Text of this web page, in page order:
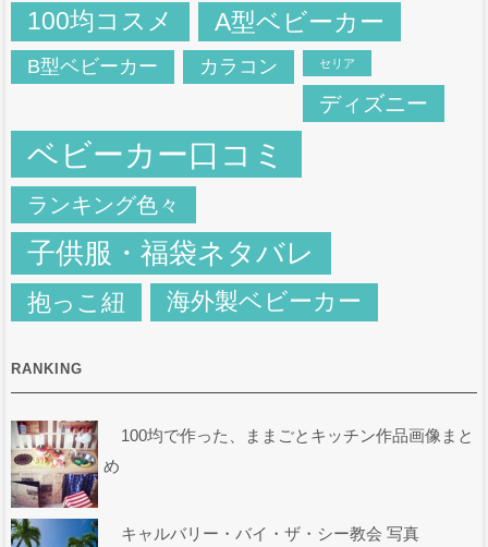
100均コスメ A型ベビーカー
B型ベビーカー カラコン セリア
ディズニー
ベビーカー口コミ
ランキング色々
子供服・福袋ネタバレ
抱っこ紐 海外製ベビーカー
RANKING
100均で作った、ままごとキッチン作品画像まと
め
キャルバリー・バイ・ザ・シー教会 写真